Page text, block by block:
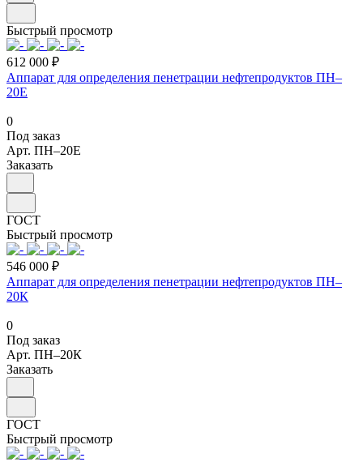
Быстрый просмотр
612 000 ₽
Аппарат для определения пенетрации нефтепродуктов ПН–
20Е
0
Под заказ
Арт. ПН–20Е
Заказать
ГОСТ
Быстрый просмотр
546 000 ₽
Аппарат для определения пенетрации нефтепродуктов ПН–
20К
0
Под заказ
Арт. ПН–20К
Заказать
ГОСТ
Быстрый просмотр